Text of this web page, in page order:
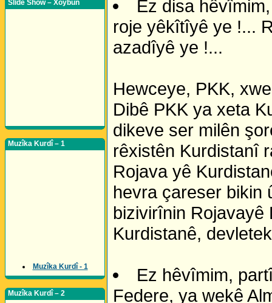
Slide Show – Xoybun
Muzîka Kurdî – 1
Muzîka Kurdî - 1
Muzîka Kurdî – 2
Ez disa
roje yêkîtîyê ye !...
azadîyê ye !...
Hewceye, PKK,
Dibê PKK ya xeta
dikeve ser milên
rêxistên Kurdistanî
Rojava yê
hevra çareser bikin
bizivirînin Rojavayê
Kurdistanê,
Ez hêvîmim,
Federe, ya wekê